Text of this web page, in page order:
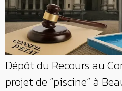
Dépôt du Recours au
projet de “piscine” à